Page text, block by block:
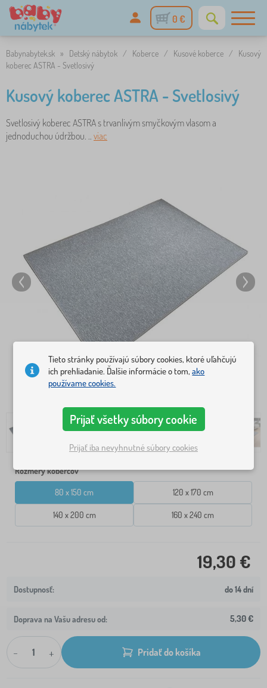
0 €
Babynabytek.sk » Detský nábytok / Koberce / Kusové koberce /
Kusový
koberec ASTRA - Svetlosivý
Kusový koberec ASTRA - Svetlosivý
Svetlosivý koberec ASTRA s trvanlivým smyčkovým vlasom a
jednoduchou údržbou. .. viac
Rozmery kobercov
80 x 150 cm 120 x 170 cm
140 x 200 cm 160 x 240 cm
19,30 €
do 14 dní
Doprava na Vašu adresu od: 5,30 €
- + Pridať do košíka
Tieto stránky používajú súbory cookies, ktoré uľahčujú
ich prehliadanie. Ďalšie informácie o tom,ako
používame cookies.
Prijať všetky súbory cookie
Prijať iba nevyhnutné súbory cookies